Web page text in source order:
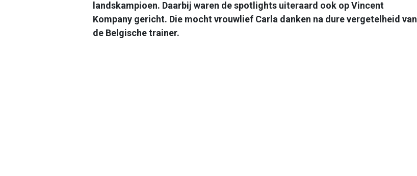
landskampioen. Daarbij waren de spotlights uiteraard ook op Vincent
Kompany gericht. Die mocht vrouwlief Carla danken na dure vergetelheid van
de Belgische trainer.